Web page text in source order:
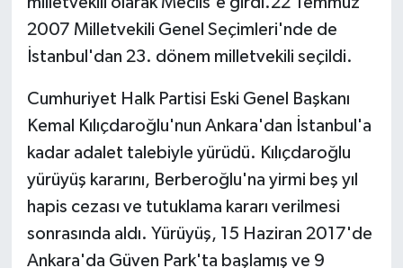
2007 Milletvekili Genel Seçimleri'nde de
İstanbul'dan 23. dönem milletvekili seçildi.
Cumhuriyet Halk Partisi Eski Genel Başkanı
Kemal Kılıçdaroğlu'nun Ankara'dan İstanbul'a
kadar adalet talebiyle yürüdü. Kılıçdaroğlu
yürüyüş kararını, Berberoğlu'na yirmi beş yıl
hapis cezası ve tutuklama kararı verilmesi
sonrasında aldı. Yürüyüş, 15 Haziran 2017'de
Ankara'da Güven Park'ta başlamış ve 9